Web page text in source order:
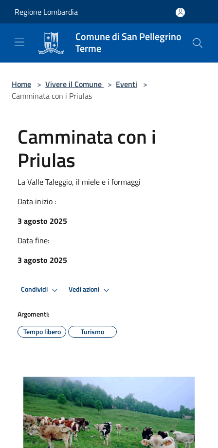
Regione Lombardia
Comune di San Pellegrino
Terme
Home > Vivere il Comune > Eventi >
Camminata con i Priulas
Camminata con i
Priulas
La Valle Taleggio, il miele e i formaggi
Data inizio :
3 agosto 2025
Data fine:
3 agosto 2025
Condividi Vedi azioni
Argomenti:
Tempo libero
Turismo